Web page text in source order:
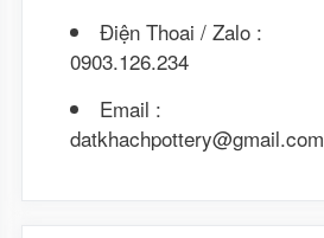
Điện Thoai / Zalo :
0903.126.234
Email :
datkhachpottery@gmail.com